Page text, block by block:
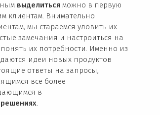
выделиться можно в первую
клиентам. Внимательно
мы стараемся уловить их
замечания и настроиться на
их потребности. Именно из
идеи новых продуктов
ответы на запросы,
все более
в
.